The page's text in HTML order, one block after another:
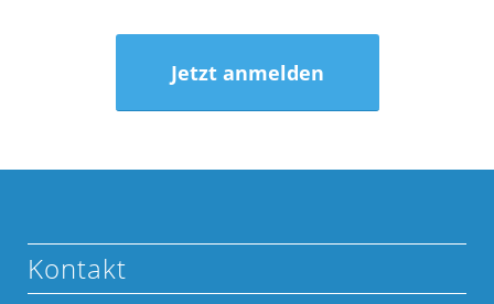
Jetzt anmelden
Kontakt